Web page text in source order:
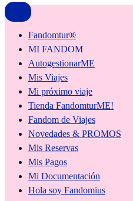
Fandomtur®
MI FANDOM
AutogestionarME
Mis Viajes
Mi próximo viaje
Tienda FandomturME!
Fandom de Viajes
Novedades & PROMOS
Mis Reservas
Mis Pagos
Mi Documentación
Hola soy Fandomius